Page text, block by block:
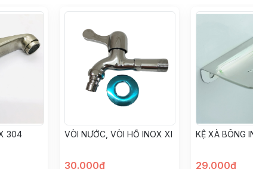
304 VÒI NƯỚC, VÒI HỒ INOX XI
30.000đ
KỆ XÀ BÔNG
29.000đ